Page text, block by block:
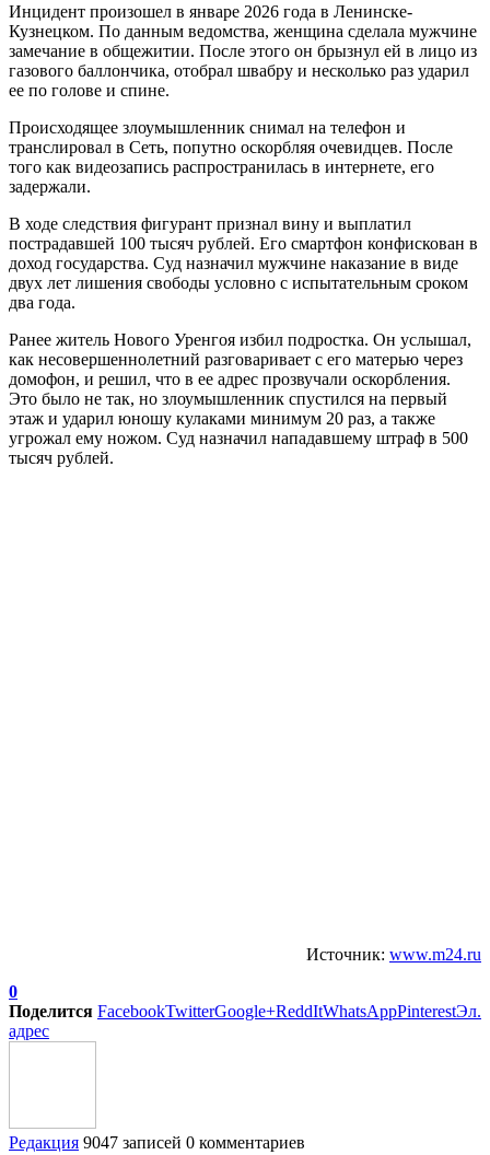
Инцидент произошел в январе 2026 года в Ленинске-
Кузнецком. По данным ведомства, женщина сделала мужчине
замечание в общежитии. После этого он брызнул ей в лицо из
газового баллончика, отобрал швабру и несколько раз ударил
ее по голове и спине.
Происходящее злоумышленник снимал на телефон и
транслировал в Сеть, попутно оскорбляя очевидцев. После
того как видеозапись распространилась в интернете, его
задержали.
В ходе следствия фигурант признал вину и выплатил
пострадавшей 100 тысяч рублей. Его смартфон конфискован в
доход государства. Суд назначил мужчине наказание в виде
двух лет лишения свободы условно с испытательным сроком
два года.
Ранее житель Нового Уренгоя избил подростка. Он услышал,
как несовершеннолетний разговаривает с его матерью через
домофон, и решил, что в ее адрес прозвучали оскорбления.
Это было не так, но злоумышленник спустился на первый
этаж и ударил юношу кулаками минимум 20 раз, а также
угрожал ему ножом. Суд назначил нападавшему штраф в 500
тысяч рублей.
Источник: www.m24.ru
0
Поделится FacebookTwitterGoogle+ReddItWhatsAppPinterestЭл.
адрес
Редакция 9047 записей 0 комментариев